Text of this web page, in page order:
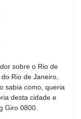
sobre o Rio de
Rio de Janeiro,
sabia como, queria
desta cidade e
Giro 0800.